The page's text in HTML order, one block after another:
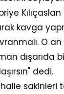
kavga
O an
dışarıda
dedi.
sakinleri